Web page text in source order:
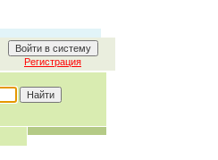
Регистрация